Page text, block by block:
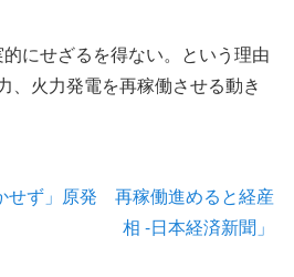
にせざるを得ない。という理由
、火力発電を再稼働させる動き
せず」原発 再稼働進めると経産
相 -日本経済新聞」